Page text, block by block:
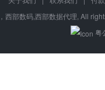
西部数码,西部数据代理, All
粤